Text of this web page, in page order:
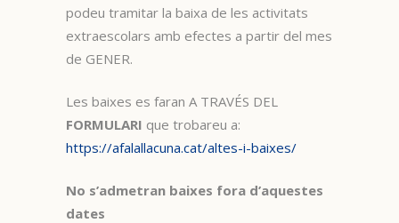
podeu tramitar la baixa de les activitats
extraescolars amb efectes a partir del mes
de GENER.
Les baixes es faran A TRAVÉS DEL
FORMULARI que trobareu a:
https://afalallacuna.cat/altes-i-baixes/
No s’admetran baixes fora d’aquestes
dates